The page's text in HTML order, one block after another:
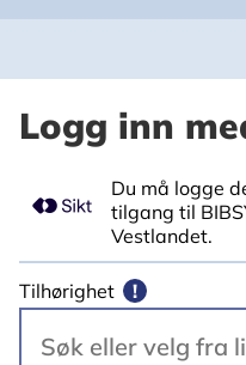
Logg inn
Du må logge
tilgang til
Vestlandet.
Tilhørighet !